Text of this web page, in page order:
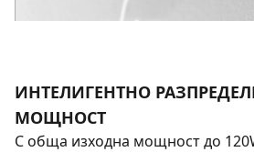
ИНТЕЛИГЕНТНО
МОЩНОСТ
С обща изходна мощност до